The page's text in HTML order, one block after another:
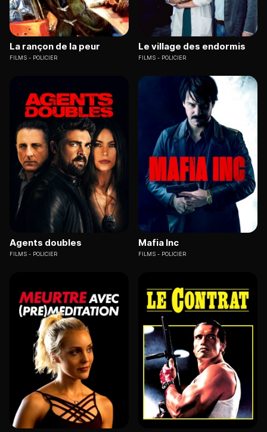
La rançon de la peur
FILMS POLICIER
Le village des endormis
FILMS POLICIER
Agents doubles
FILMS POLICIER
Mafia Inc
FILMS POLICIER